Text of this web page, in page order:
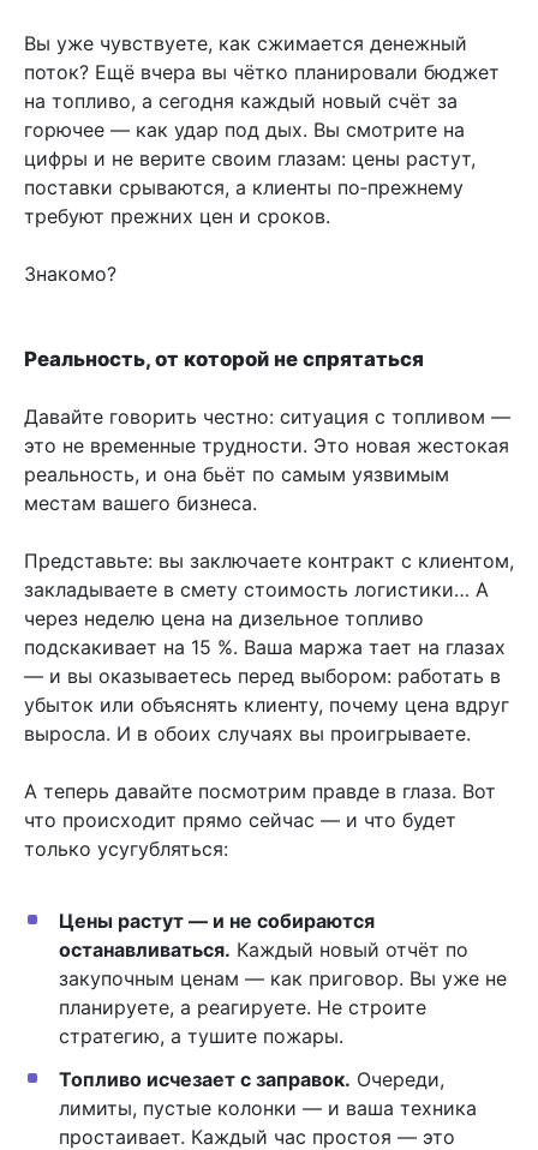
Вы уже чувствуете, как сжимается денежный
поток? Ещё вчера вы чётко планировали бюджет
на топливо, а сегодня каждый новый счёт за
горючее — как удар под дых. Вы смотрите на
цифры и не верите своим глазам: цены растут,
поставки срываются, а клиенты по‑прежнему
требуют прежних цен и сроков.
Знакомо?
Реальность, от которой не спрятаться
Давайте говорить честно: ситуация с топливом —
это не временные трудности. Это новая жестокая
реальность, и она бьёт по самым уязвимым
местам вашего бизнеса.
Представьте: вы заключаете контракт с клиентом,
закладываете в смету стоимость логистики… А
через неделю цена на дизельное топливо
подскакивает на 15 %. Ваша маржа тает на глазах
— и вы оказываетесь перед выбором: работать в
убыток или объяснять клиенту, почему цена вдруг
выросла. И в обоих случаях вы проигрываете.
А теперь давайте посмотрим правде в глаза. Вот
что происходит прямо сейчас — и что будет
только усугубляться:
Цены растут — и не собираются
останавливаться. Каждый новый отчёт по
закупочным ценам — как приговор. Вы уже не
планируете, а реагируете. Не строите
стратегию, а тушите пожары.
Топливо исчезает с заправок. Очереди,
лимиты, пустые колонки — и ваша техника
простаивает. Каждый час простоя — это